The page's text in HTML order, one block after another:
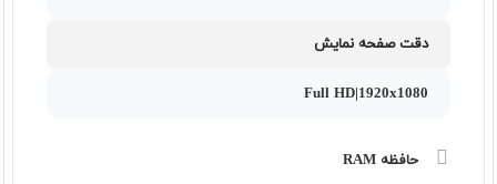
دقت صفحه نمایش
Full HD|1920x1080
حافظه RAM